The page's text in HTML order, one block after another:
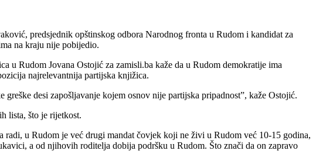
predsjednik opštinskog odbora Narodnog fronta u Rudom i kandidat za
na kraju nije pobijedio.
u Rudom Jovana Ostojić za zamisli.ba kaže da u Rudom demokratije ima
najrelevantnija partijska knjižica.
desi zapošljavanje kojem osnov nije partijska pripadnost”, kaže Ostojić.
lista, što je rijetkost.
u Rudom je već drugi mandat čovjek koji ne živi u Rudom već 10-15 godina,
a od njihovih roditelja dobija podršku u Rudom. Što znači da on zapravo